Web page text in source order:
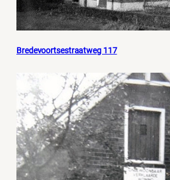
Bredevoortsestraatweg 117